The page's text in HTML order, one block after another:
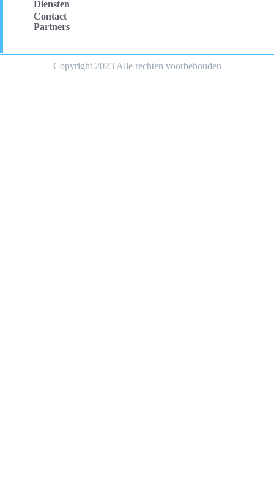
Diensten
Contact
Partners
Copyright 2023 Alle rechten voorbehouden